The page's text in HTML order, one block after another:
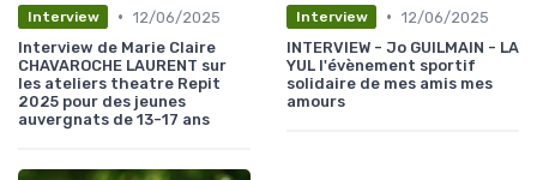
Interview • 12/06/2025
Interview de Marie Claire
CHAVAROCHE LAURENT sur
les ateliers theatre Repit
2025 pour des jeunes
auvergnats de 13-17 ans
Interview • 12/06/2025
INTERVIEW - Jo GUILMAIN - LA
YUL l'évènement sportif
solidaire de mes amis mes
amours